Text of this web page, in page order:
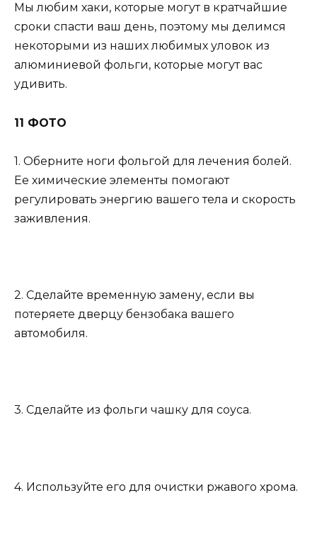
Мы любим хаки, которые могут в кратчайшие
сроки спасти ваш день, поэтому мы делимся
некоторыми из наших любимых уловок из
алюминиевой фольги, которые могут вас
удивить.
11 ФОТО
1. Оберните ноги фольгой для лечения болей.
Ее химические элементы помогают
регулировать энергию вашего тела и скорость
заживления.
2. Сделайте временную замену, если вы
потеряете дверцу бензобака вашего
автомобиля.
3. Сделайте из фольги чашку для соуса.
4. Используйте его для очистки ржавого хрома.